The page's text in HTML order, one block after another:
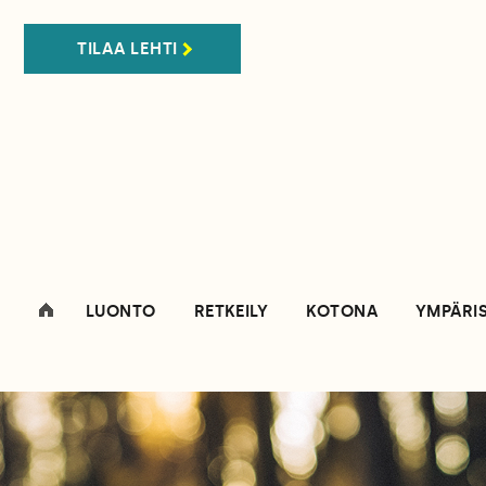
TILAA LEHTI
LUONTO RETKEILY KOTONA